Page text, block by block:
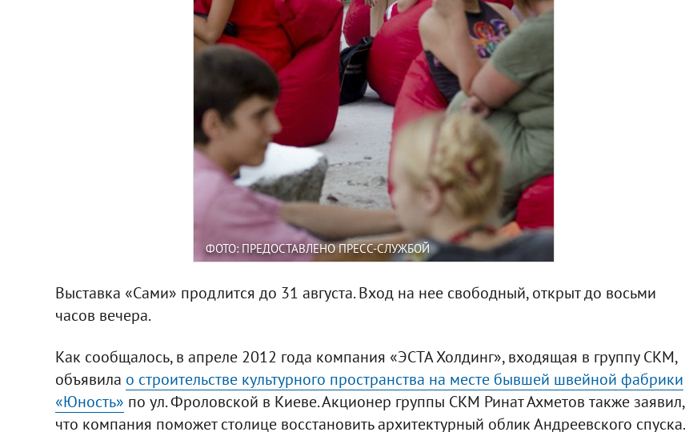
ФОТО: ПРЕДОСТАВЛЕНО ПРЕСС-СЛУЖБОЙ
Выставка «Сами» продлится до 31 августа. Вход на нее свободный, открыт до восьми
часов вечера.
Как сообщалось, в апреле 2012 года компания «ЭСТА Холдинг», входящая в группу СКМ,
объявила о строительстве культурного пространства на месте бывшей швейной фабрики
«Юность» по ул. Фроловской в Киеве. Акционер группы СКМ Ринат Ахметов также заявил,
что компания поможет столице восстановить архитектурный облик Андреевского спуска.